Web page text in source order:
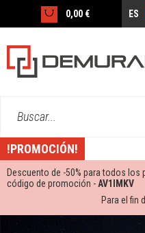
0,00 € ES
Buscar...
!PROMOCIÓN!
Descuento de -50% para todos los
código de promoción -AV1IMKV
Para el fin